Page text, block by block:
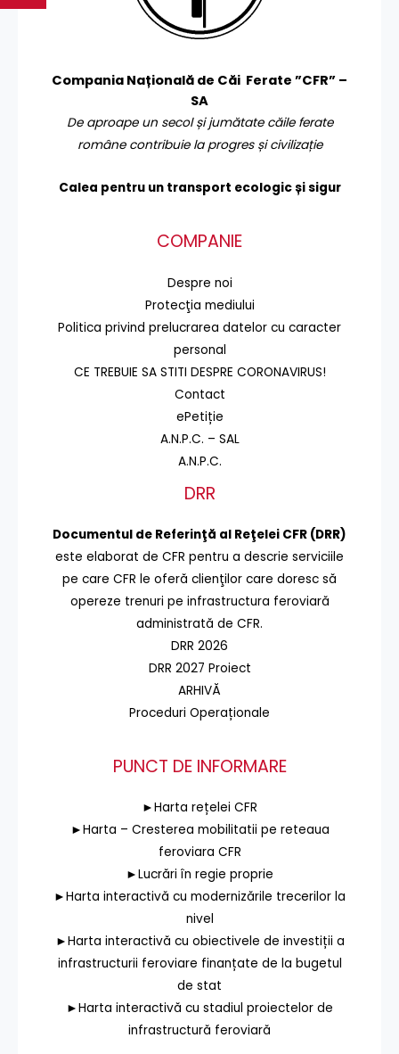
Compania Națională de Căi Ferate ”CFR” –
SA
De aproape un secol și jumătate căile ferate
române contribuie la progres și civilizație
Calea pentru un transport ecologic și sigur
COMPANIE
Despre noi
Protecţia mediului
Politica privind prelucrarea datelor cu caracter
personal
CE TREBUIE SA STITI DESPRE CORONAVIRUS!
Contact
ePetiție
A.N.P.C. – SAL
A.N.P.C.
DRR
Documentul de Referinţă al Reţelei CFR (DRR)
este elaborat de CFR pentru a descrie serviciile
pe care CFR le oferă clienţilor care doresc să
opereze trenuri pe infrastructura feroviară
administrată de CFR.
DRR 2026
DRR 2027 Proiect
ARHIVĂ
Proceduri Operaționale
PUNCT DE INFORMARE
►Harta rețelei CFR
►Harta – Cresterea mobilitatii pe reteaua
feroviara CFR
►Lucrări în regie proprie
►Harta interactivă cu modernizările trecerilor la
nivel
►Harta interactivă cu obiectivele de investiții a
infrastructurii feroviare finanțate de la bugetul
de stat
►Harta interactivă cu stadiul proiectelor de
infrastructură feroviară